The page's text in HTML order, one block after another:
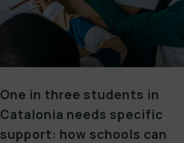
One in three students in
Catalonia needs specific
support: how schools can